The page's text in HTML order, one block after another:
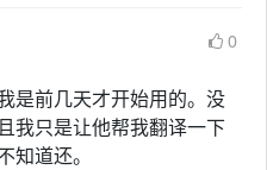
0
是前几天才开始用的。没
我只是让他帮我翻译一下
知道还。